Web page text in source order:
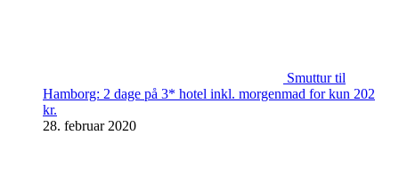
Smuttur til
Hamborg: 2 dage på 3* hotel inkl. morgenmad for kun 202
kr.
28. februar 2020